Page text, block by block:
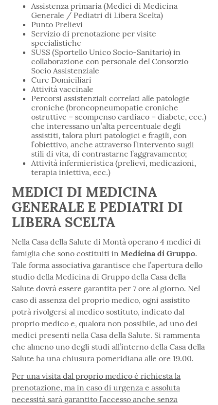
Assistenza primaria (Medici di Medicina
Generale / Pediatri di Libera Scelta)
Punto Prelievi
Servizio di prenotazione per visite
specialistiche
SUSS (Sportello Unico Socio-Sanitario) in
collaborazione con personale del Consorzio
Socio Assistenziale
Cure Domiciliari
Attività vaccinale
Percorsi assistenziali correlati alle patologie
croniche (broncopneumopatie croniche
ostruttive – scompenso cardiaco – diabete, ecc.)
che interessano un’alta percentuale degli
assistiti, talora pluri patologici e fragili, con
l’obiettivo, anche attraverso l’intervento sugli
stili di vita, di contrastarne l’aggravamento;
Attività infermieristica (prelievi, medicazioni,
terapia iniettiva, ecc.)
MEDICI DI MEDICINA
GENERALE E PEDIATRI DI
LIBERA SCELTA
Nella Casa della Salute di Montà operano 4 medici di
famiglia che sono costituiti in Medicina di Gruppo.
Tale forma associativa garantisce che l’apertura dello
studio della Medicina di Gruppo della Casa della
Salute dovrà essere garantita per 7 ore al giorno. Nel
caso di assenza del proprio medico, ogni assistito
potrà rivolgersi al medico sostituto, indicato dal
proprio medico e, qualora non possibile, ad uno dei
medici presenti nella Casa della Salute. Si rammenta
che almeno uno degli studi all’interno della Casa della
Salute ha una chiusura pomeridiana alle ore 19.00.
Per una visita dal proprio medico è richiesta la
prenotazione, ma in caso di urgenza e assoluta
necessità sarà garantito l’accesso anche senza